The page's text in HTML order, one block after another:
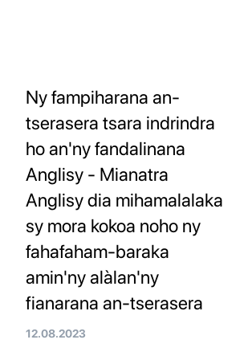
Ny fampiharana an-
tserasera tsara indrindra
ho an'ny fandalinana
Anglisy - Mianatra
Anglisy dia mihamalalaka
sy mora kokoa noho ny
fahafaham-baraka
amin'ny alàlan'ny
fianarana an-tserasera
12.08.2023